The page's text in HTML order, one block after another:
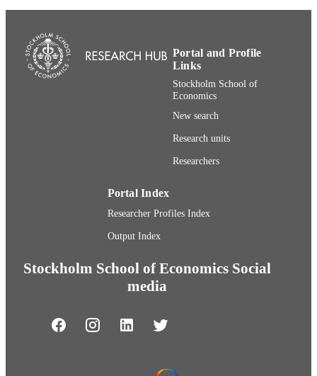
IDENTIFIERS 91-7258-354-1; 991001480466506056
ACADEMIC
UNIT
Organization
Dissertation
Portal and Profile
Links
Stockholm School of
Economics
New search
Research units
Researchers
Portal Index
Researcher Profiles Index
Output Index
Stockholm School of Economics Social
media